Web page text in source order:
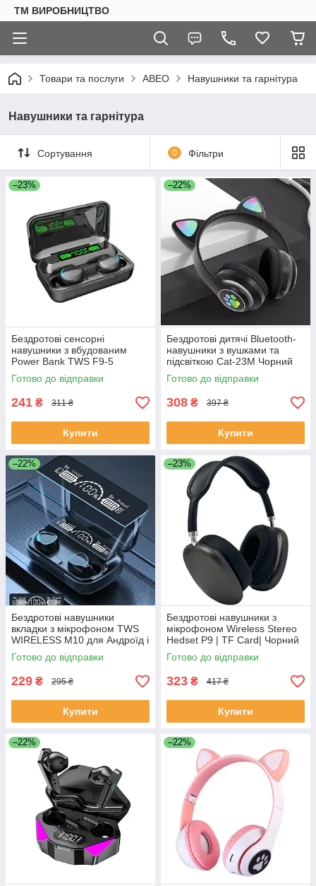
ТМ ВИРОБНИЦТВО
Товари та послуги АВЕО Навушники та гарнітура
Навушники та гарнітура
Сортування 0 Фільтри
–23%
Бездротові сенсорні
навушники з вбудованим
Power Bank TWS F9-5
ЕКОБОКС
Готово до відправки
241 ₴ 311 ₴
Купити
–22%
Бездротові дитячі Bluetooth-
навушники з вушками та
підсвіткою Cat-23M Чорний
ЕКОБОКС
Готово до відправки
308 ₴ 397 ₴
Купити
–22%
Бездротові навушники
вкладки з мікрофоном TWS
WIRELESS M10 для Андроїд і
IOS Bluetooth навушники
ЕКОБОКС
Готово до відправки
229 ₴ 295 ₴
Купити
–23%
Бездротові навушники з
мікрофоном Wireless Stereo
Hedset P9 | TF Card| Чорний
ЕКОБОКС
Готово до відправки
323 ₴ 417 ₴
Купити
–22% –22%